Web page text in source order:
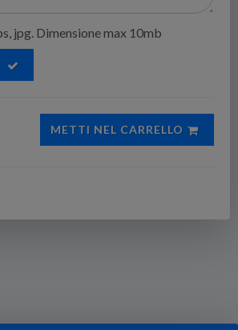
jpg. Dimensione max 10mb
METTI NEL CARRELLO